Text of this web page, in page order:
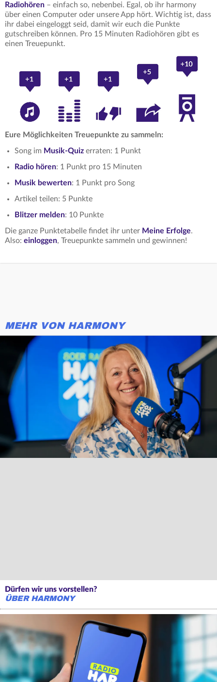
Radiohören – einfach so, nebenbei. Egal, ob ihr harmony
über einen Computer oder unsere App hört. Wichtig ist, dass
ihr dabei eingeloggt seid, damit wir euch die Punkte
gutschreiben können. Pro 15 Minuten Radiohören gibt es
einen Treuepunkt.
Eure Möglichkeiten Treuepunkte zu sammeln:
Song im Musik-Quiz erraten: 1 Punkt
Radio hören: 1 Punkt pro 15 Minuten
Musik bewerten: 1 Punkt pro Song
Artikel teilen: 5 Punkte
Blitzer melden: 10 Punkte
Die ganze Punktetabelle findet ihr unter Meine Erfolge.
Also: einloggen, Treuepunkte sammeln und gewinnen!
MEHR VON HARMONY
Dürfen wir uns vorstellen?
ÜBER HARMONY